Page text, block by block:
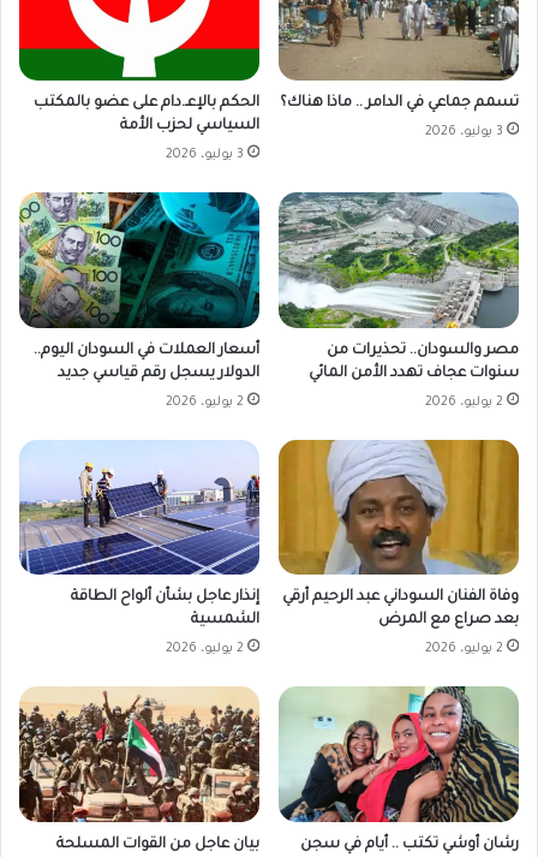
تسمم جماعي في الدامر .. ماذا هناك؟
3 يوليو، 2026
الحكم بالإعـ.دام على عضو بالمكتب
السياسي لحزب الأمة
3 يوليو، 2026
مصر والسودان.. تحذيرات من
سنوات عجاف تهدد الأمن المائي
2 يوليو، 2026
أسعار العملات في السودان اليوم..
الدولار يسجل رقم قياسي جديد
2 يوليو، 2026
وفاة الفنان السوداني عبد الرحيم أرقي
بعد صراع مع المرض
2 يوليو، 2026
إنذار عاجل بشأن ألواح الطاقة
الشمسية
2 يوليو، 2026
رشان أوشي تكتب .. أيام في سجن
بيان عاجل من القوات المسلحة